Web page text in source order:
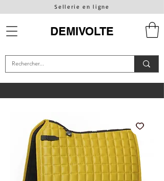
Sellerie en ligne
DEMIVOLTE